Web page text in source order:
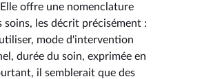
offre une nomenclature
soins, les décrit précisément :
mode d'intervention
durée du soin, exprimée en
il semblerait que des